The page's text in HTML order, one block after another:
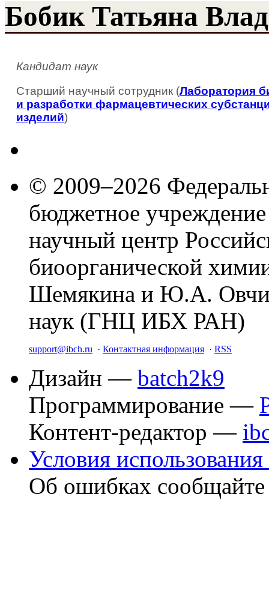
Бобик Татьяна
Кандидат наук
Старший научный сотрудник (Лаборатория
и разработки фармацевтических
изделий)
© 2009–2026
бюджетное
научный центр
биоорганической
Шемякина и Ю.А.
наук (ГНЦ ИБХ РАН)
support@ibch.ru · Контактная информация · RSS
Дизайн — batch2k9
Программирование —
Контент-редактор —
Условия использования
Об ошибках